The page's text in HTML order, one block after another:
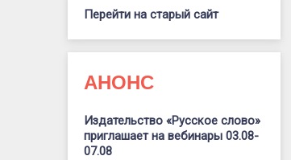
Перейти на старый сайт
АНОНС
Издательство «Русское слово»
приглашает на вебинары 03.08-
07.08